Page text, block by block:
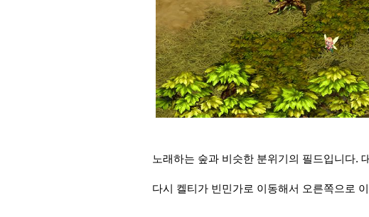
노래하는 숲과 비슷한 분위기의 필드입니다.
다시 켈티가 빈민가로 이동해서 오른쪽으로